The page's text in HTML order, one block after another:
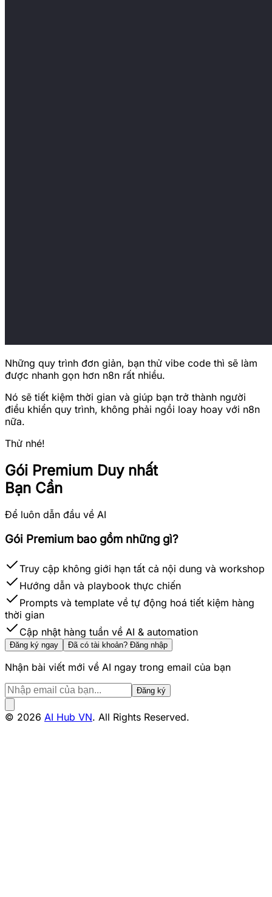
Những quy trình đơn giản, bạn thử vibe code thì sẽ làm
được nhanh gọn hơn n8n rất nhiều.
Nó sẽ tiết kiệm thời gian và giúp bạn trở thành người
điều khiển quy trình, không phải ngồi loay hoay với n8n
nữa.
Thử nhé!
Gói Premium Duy nhất
Bạn Cần
Để luôn dẫn đầu về AI
Gói Premium bao gồm những gì?
Truy cập không giới hạn tất cả nội dung và workshop
Hướng dẫn và playbook thực chiến
Prompts và template về tự động hoá tiết kiệm hàng
thời gian
Cập nhật hàng tuần về AI & automation
Đăng ký ngay Đã có tài khoản? Đăng nhập
Nhận bài viết mới về AI ngay trong email của bạn
Đăng ký
© 2026 AI Hub VN. All Rights Reserved.